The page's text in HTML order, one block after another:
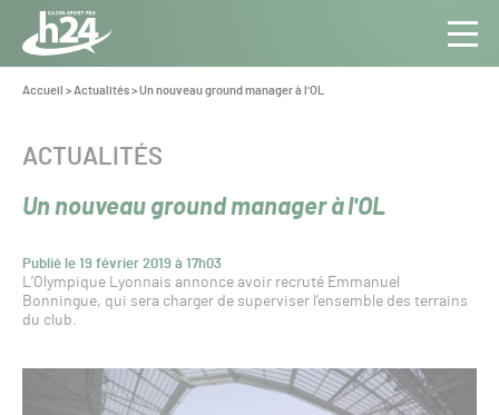
Panneau de gestion des cookies
Aller au contenu
Toute
l’info
Pro
Vous
Accueil >Actualités>Un nouveau ground manager à l'OL
Un nouveau ground manager à l'OL
Publié le 19 février 2019 à 17h03
CATÉGORIE :
ACTUALITÉS
L’Olympique Lyonnais annonce avoir recruté Emmanuel
Bonningue, qui sera charger de superviser l’ensemble des terrains
du club.